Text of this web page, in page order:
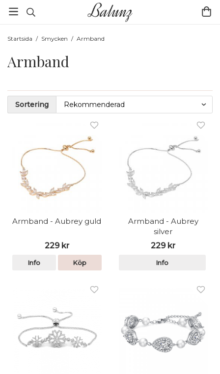
Startsida / Smycken / Armband
Armband
Sortering
Armband - Aubrey guld
229 kr
Info Köp
Armband - Aubrey
silver
229 kr
Info